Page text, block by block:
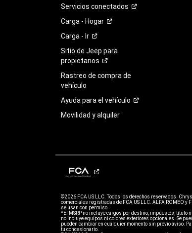
Servicios conectados
Carga - Hogar
Carga - Ir
Sitio de Jeep para
propietarios
Rastreo de compra de
vehículo
Ayuda para el vehículo
Movilidad y alquiler
©2026 FCA US LLC. Todos los derechos reservados.
comerciales registradas de FCA US LLC. ALFA ROMEO y
se usan con permiso.
*El MSRP no incluye cargos por destino, impuestos, título
no incluye equipos ni colores exteriores opcionales. Se
pueden cambiar en cualquier momento sin previo aviso.
tu concesionario.